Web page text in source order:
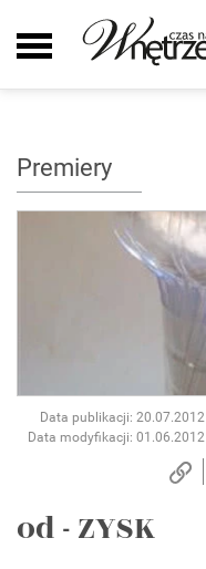
Premiery
Data publikacji: 20.07.2012
Data modyfikacji: 01.06.2012
od - ZYSK